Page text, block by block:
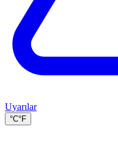
Uyarılar
°C°F